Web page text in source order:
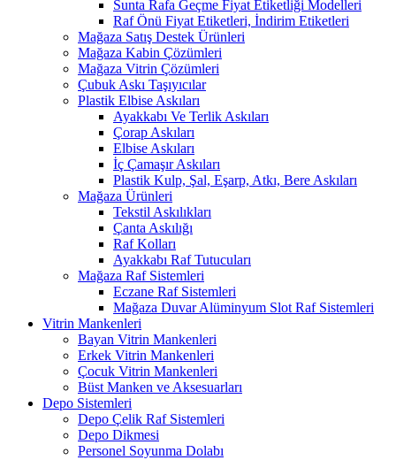
Sunta Rafa Geçme Fiyat Etiketliği Modelleri
Raf Önü Fiyat Etiketleri, İndirim Etiketleri
Mağaza Satış Destek Ürünleri
Mağaza Kabin Çözümleri
Mağaza Vitrin Çözümleri
Çubuk Askı Taşıyıcılar
Plastik Elbise Askıları
Ayakkabı Ve Terlik Askıları
Çorap Askıları
Elbise Askıları
İç Çamaşır Askıları
Plastik Kulp, Şal, Eşarp, Atkı, Bere Askıları
Mağaza Ürünleri
Tekstil Askılıkları
Çanta Askılığı
Raf Kolları
Ayakkabı Raf Tutucuları
Mağaza Raf Sistemleri
Eczane Raf Sistemleri
Mağaza Duvar Alüminyum Slot Raf Sistemleri
Vitrin Mankenleri
Bayan Vitrin Mankenleri
Erkek Vitrin Mankenleri
Çocuk Vitrin Mankenleri
Büst Manken ve Aksesuarları
Depo Sistemleri
Depo Çelik Raf Sistemleri
Depo Dikmesi
Personel Soyunma Dolabı